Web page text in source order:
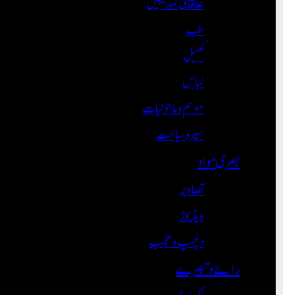
طب
کھیل
لباس
موسم و ماحولیات
سیر و سیاحت
بصری مواد
تصاویر
ویڈیوز
دلچسپ و عجیب
رائے و تبصرے